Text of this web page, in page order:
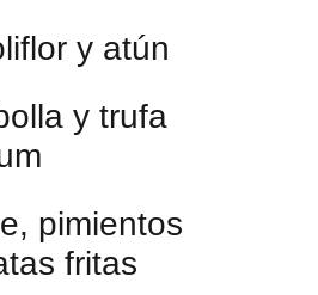
y atún
y trufa
pimientos
fritas